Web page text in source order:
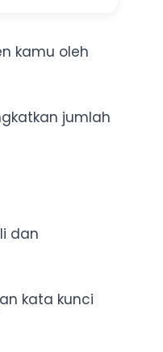
kamu oleh
jumlah
dan
kata kunci